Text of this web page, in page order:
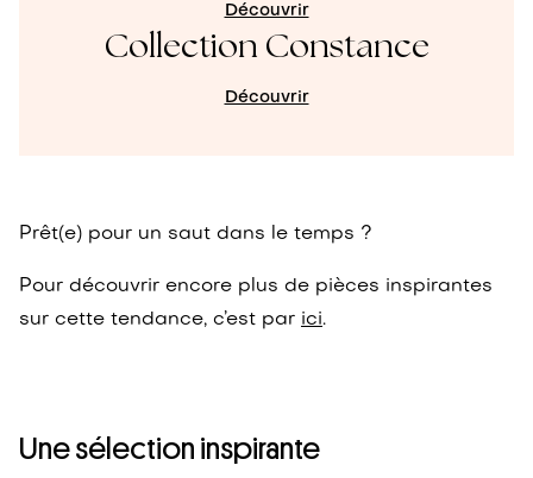
Découvrir
Collection Constance
Découvrir
Prêt(e) pour un saut dans le temps ?
Pour découvrir encore plus de pièces inspirantes
sur cette tendance, c’est par ici.
Une sélection inspirante